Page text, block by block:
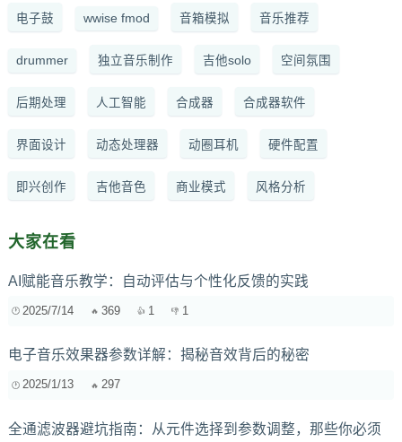
电子鼓 wwise fmod 音箱模拟 音乐推荐
drummer 独立音乐制作 吉他solo 空间氛围
后期处理 人工智能 合成器 合成器软件
界面设计 动态处理器 动圈耳机 硬件配置
即兴创作 吉他音色 商业模式 风格分析
大家在看
AI赋能音乐教学：自动评估与个性化反馈的实践
2025/7/14 369 1 1
电子音乐效果器参数详解：揭秘音效背后的秘密
2025/1/13 297
全通滤波器避坑指南：从元件选择到参数调整，那些你必须